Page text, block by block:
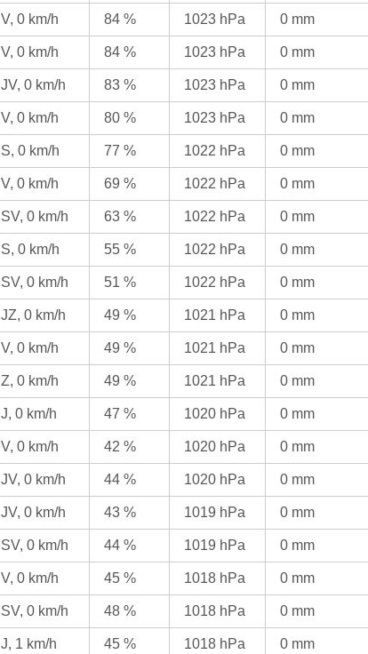
V, 0 km/h 84 % 1023 hPa 0 mm
V, 0 km/h 84 % 1023 hPa 0 mm
JV, 0 km/h 83 % 1023 hPa 0 mm
V, 0 km/h 80 % 1023 hPa 0 mm
S, 0 km/h 77 % 1022 hPa 0 mm
V, 0 km/h 69 % 1022 hPa 0 mm
SV, 0 km/h 63 % 1022 hPa 0 mm
S, 0 km/h 55 % 1022 hPa 0 mm
SV, 0 km/h 51 % 1022 hPa 0 mm
JZ, 0 km/h 49 % 1021 hPa 0 mm
V, 0 km/h 49 % 1021 hPa 0 mm
Z, 0 km/h 49 % 1021 hPa 0 mm
J, 0 km/h 47 % 1020 hPa 0 mm
V, 0 km/h 42 % 1020 hPa 0 mm
JV, 0 km/h 44 % 1020 hPa 0 mm
JV, 0 km/h 43 % 1019 hPa 0 mm
SV, 0 km/h 44 % 1019 hPa 0 mm
V, 0 km/h 45 % 1018 hPa 0 mm
SV, 0 km/h 48 % 1018 hPa 0 mm
J, 1 km/h 45 % 1018 hPa 0 mm